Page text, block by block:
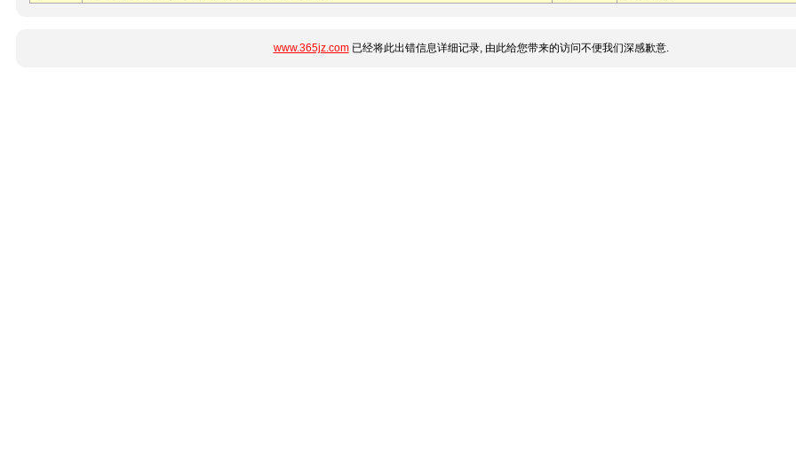
www.365jz.com已经将此出错信息详细记录, 由此给您带来的访问不便我们深感歉意.